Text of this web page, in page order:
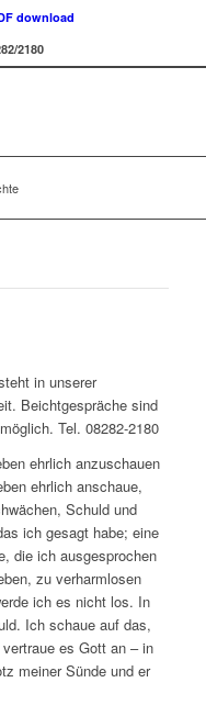
download
2180
in unserer
Beichtgespräche sind
Tel. 08282-2180
ehrlich anzuschauen
ehrlich anschaue,
Schuld und
ich gesagt habe; eine
die ich ausgesprochen
zu verharmlosen
ich es nicht los. In
Ich schaue auf das,
es Gott an – in
meiner Sünde und er